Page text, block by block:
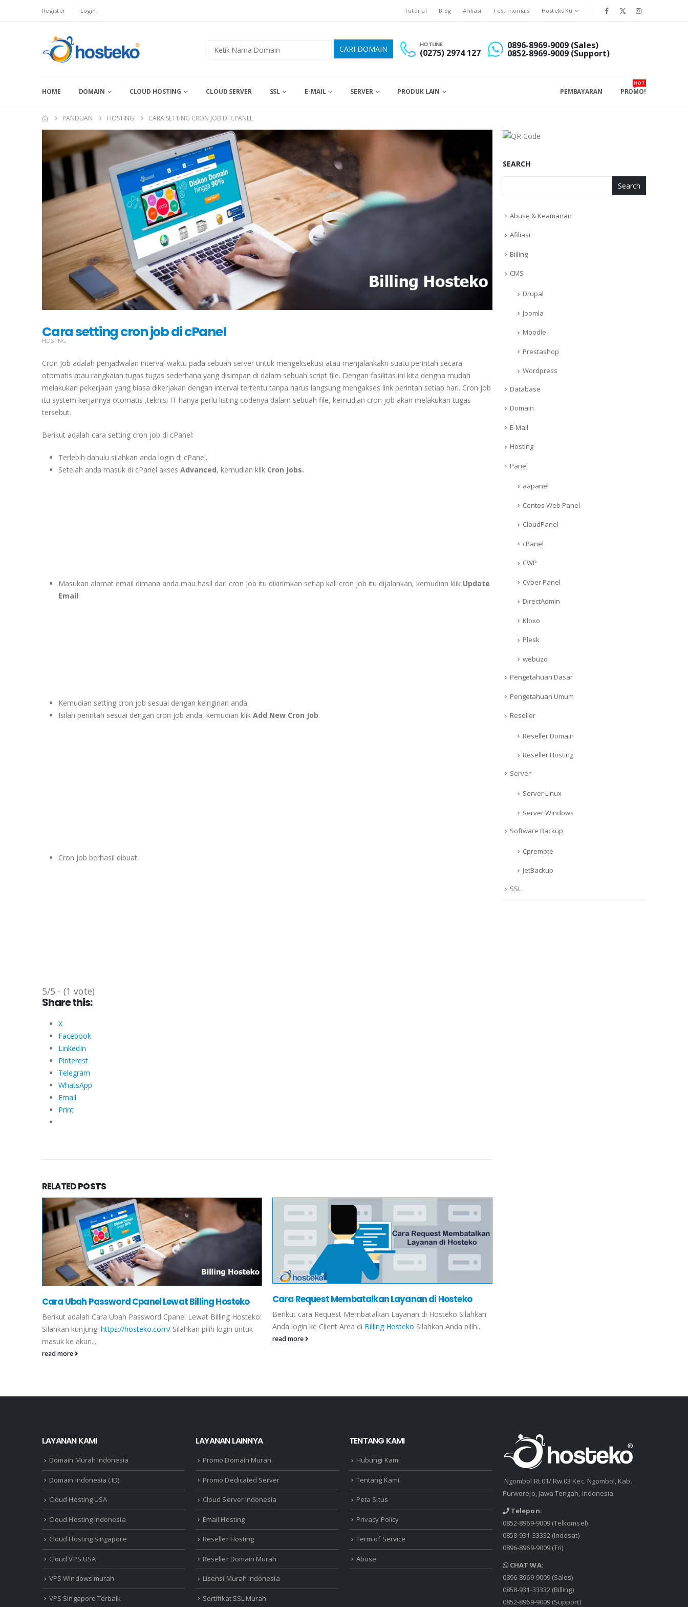
Register Login Tutorial Blog Afiliasi Testimonials HostekoKu
HOTLINE
(0275) 2974 127
0896-8969-9009 (Sales)
0852-8969-9009 (Support)
HOME DOMAIN CLOUD HOSTING CLOUD SERVER SSL E-MAIL SERVER PRODUK LAIN PEMBAYARAN PROMO!
HOT
PANDUAN HOSTING CARA SETTING CRON JOB DI CPANEL
Cara setting cron job di cPanel
HOSTING
Cron Job adalah penjadwalan interval waktu pada sebuah server untuk mengeksekusi atau menjalankakn suatu perintah secara
otomatis atau rangkaian tugas tugas sederhana yang disimpan di dalam sebuah script file. Dengan fasilitas ini kita dengna mudah
melakukan pekerjaan yang biasa dikerjakan dengan interval tertentu tanpa harus langsung mengakses link perintah setiap hari. Cron job
itu system kerjannya otomatis ,teknisi IT hanya perlu listing codenya dalam sebuah file, kemudian cron job akan melakukan tugas
tersebut.
Berikut adalah cara setting cron job di cPanel:
Terlebih dahulu silahkan anda login di cPanel.
Setelah anda masuk di cPanel akses Advanced, kemudian klik Cron Jobs.
Masukan alamat email dimana anda mau hasil dari cron job itu dikirimkan setiap kali cron job itu dijalankan, kemudian klik Update
Email.
Kemudian setting cron job sesuai dengan keinginan anda.
Isilah perintah sesuai dengan cron job anda, kemudian klik Add New Cron Job.
Cron Job berhasil dibuat.
5/5 - (1 vote)
Share this:
X
Facebook
LinkedIn
Pinterest
Telegram
WhatsApp
Email
Print
RELATEDPOSTS
Cara Ubah Password Cpanel Lewat Billing Hosteko
Berikut adalah Cara Ubah Password Cpanel Lewat Billing Hosteko:
Silahkan kunjungi https://hosteko.com/ Silahkan pilih login untuk
masuk ke akun...
read more
Cara Request Membatalkan Layanan di Hosteko
Berikut cara Request Membatalkan Layanan di Hosteko Silahkan
Anda login ke Client Area di Billing Hosteko Silahkan Anda pilih...
read more
SEARCH
Search
Abuse & Keamanan
Afiliasi
Billing
CMS
Drupal
Joomla
Moodle
Prestashop
Wordpress
Database
Domain
E-Mail
Hosting
Panel
aapanel
Centos Web Panel
CloudPanel
cPanel
CWP
Cyber Panel
DirectAdmin
Kloxo
Plesk
webuzo
Pengetahuan Dasar
Pengetahuan Umum
Reseller
Reseller Domain
Reseller Hosting
Server
Server Linux
Server Windows
Software Backup
Cpremote
JetBackup
SSL
LAYANAN KAMI
Domain Murah Indonesia
Domain Indonesia (.ID)
Cloud Hosting USA
Cloud Hosting Indonesia
Cloud Hosting Singapore
Cloud VPS USA
VPS Windows murah
VPS Singapore Terbaik
LAYANAN LAINNYA
Promo Domain Murah
Promo Dedicated Server
Cloud Server Indonesia
Email Hosting
Reseller Hosting
Reseller Domain Murah
Lisensi Murah Indonesia
Sertifikat SSL Murah
TENTANG KAMI
Hubungi Kami
Tentang Kami
Peta Situs
Privacy Policy
Term of Service
Abuse
Ngombol Rt.01/ Rw.03 Kec. Ngombol, Kab.
Purworejo, Jawa Tengah, Indonesia
Telepon:
0852-8969-9009(Telkomsel)
0858-931-33332(Indosat)
0896-8969-9009(Tri)
CHAT WA:
0896-8969-9009(Sales)
0858-931-33332(Billing)
0852-8969-9009(Support)